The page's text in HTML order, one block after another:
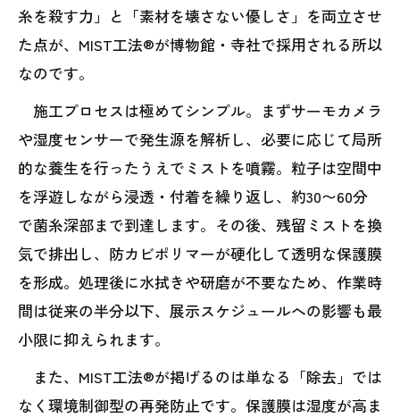
糸を殺す力」と「素材を壊さない優しさ」を両立させ
た点が、MIST工法®が博物館・寺社で採用される所以
なのです。
施工プロセスは極めてシンプル。まずサーモカメラ
や湿度センサーで発生源を解析し、必要に応じて局所
的な養生を行ったうえでミストを噴霧。粒子は空間中
を浮遊しながら浸透・付着を繰り返し、約30〜60分
で菌糸深部まで到達します。その後、残留ミストを換
気で排出し、防カビポリマーが硬化して透明な保護膜
を形成。処理後に水拭きや研磨が不要なため、作業時
間は従来の半分以下、展示スケジュールへの影響も最
小限に抑えられます。
また、MIST工法®が掲げるのは単なる「除去」では
なく環境制御型の再発防止です。保護膜は湿度が高ま